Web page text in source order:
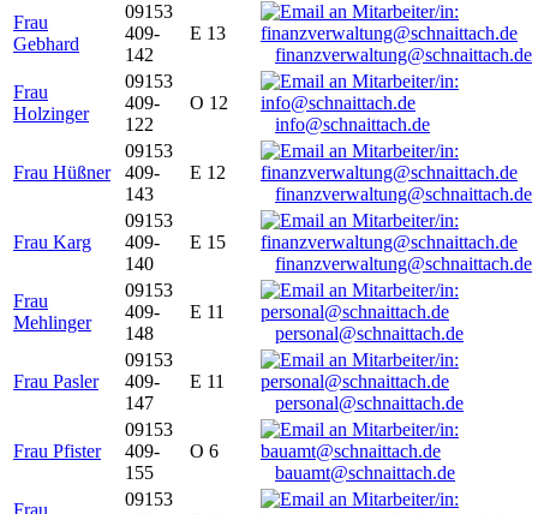
Frau
Gebhard
09153
409-
142
E 13
finanzverwaltung@schnaittach.de
Frau
Holzinger
09153
409-
122
O 12
info@schnaittach.de
Frau Hüßner
09153
409-
143
E 12
finanzverwaltung@schnaittach.de
Frau Karg
09153
409-
140
E 15
finanzverwaltung@schnaittach.de
Frau
Mehlinger
09153
409-
148
E 11
personal@schnaittach.de
Frau Pasler
09153
409-
147
E 11
personal@schnaittach.de
Frau Pfister
09153
409-
155
O 6
bauamt@schnaittach.de
09153